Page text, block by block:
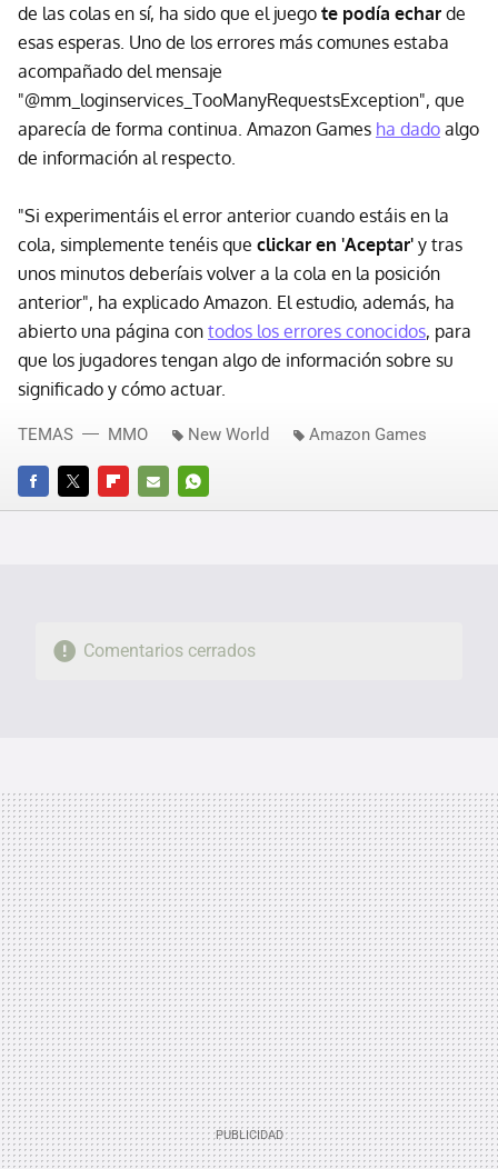
de las colas en sí, ha sido que el juego te podía echar de
esas esperas. Uno de los errores más comunes estaba
acompañado del mensaje
"@mm_loginservices_TooManyRequestsException", que
aparecía de forma continua. Amazon Games ha dado algo
de información al respecto.
"Si experimentáis el error anterior cuando estáis en la
cola, simplemente tenéis que clickar en 'Aceptar' y tras
unos minutos deberíais volver a la cola en la posición
anterior", ha explicado Amazon. El estudio, además, ha
abierto una página con todos los errores conocidos, para
que los jugadores tengan algo de información sobre su
significado y cómo actuar.
FACEBOOKTWITTERFLIPBOARD
E-
WHATSAPP
TEMAS MMO New World Amazon Games
Comentarios cerrados